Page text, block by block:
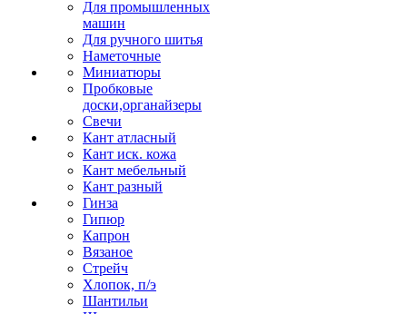
Для промышленных
машин
Для ручного шитья
Наметочные
Миниатюры
Пробковые
доски,органайзеры
Свечи
Кант атласный
Кант иск. кожа
Кант мебельный
Кант разный
Гинза
Гипюр
Капрон
Вязаное
Стрейч
Хлопок, п/э
Шантильи